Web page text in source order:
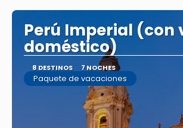
Perú Imperial (con
doméstico)
8 DESTINOS 7 NOCHES
Paquete de vacaciones